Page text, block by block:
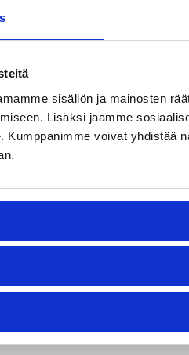
sisällön ja mainosten
Lisäksi jaamme
Kumppanimme voivat yhdistää